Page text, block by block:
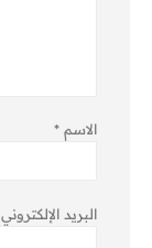
الاسم *
البريد الإلكتروني